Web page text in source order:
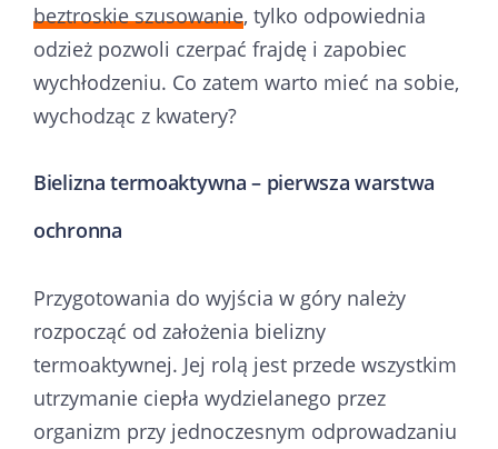
beztroskie szusowanie, tylko odpowiednia
odzież pozwoli czerpać frajdę i zapobiec
wychłodzeniu. Co zatem warto mieć na sobie,
wychodząc z kwatery?
Bielizna termoaktywna – pierwsza warstwa
ochronna
Przygotowania do wyjścia w góry należy
rozpocząć od założenia bielizny
termoaktywnej. Jej rolą jest przede wszystkim
utrzymanie ciepła wydzielanego przez
organizm przy jednoczesnym odprowadzaniu